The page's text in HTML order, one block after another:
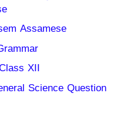
Assamese
XII
Science Question